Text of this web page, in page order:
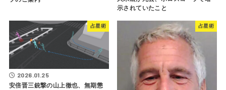
示されていたこと
占星術
2026.01.25
安倍晋三銃撃の山上徹也、無期懲
占星術